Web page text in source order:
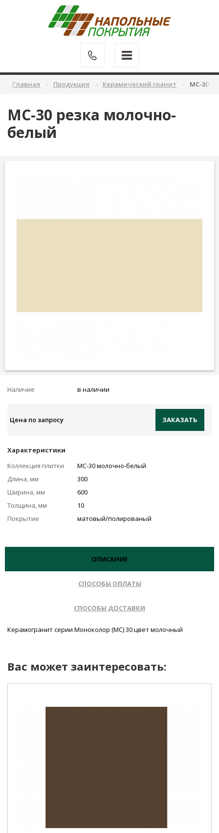
Главная Продукция Керамический гранит MC-30
MC-30 резка молочно-
белый
Наличие в наличии
Цена по запросу ЗАКАЗАТЬ
Характеристики
Коллекция плитки
MC-30 молочно-белый
Длина, мм
300
Ширина, мм
600
Толщина, мм
10
Покрытие
матовый/полированый
ОПИСАНИЕ
СПОСОБЫ ОПЛАТЫ
СПОСОБЫ ДОСТАВКИ
Керамогранит серии Моноколор (MC) 30 цвет молочный
Вас может заинтересовать: